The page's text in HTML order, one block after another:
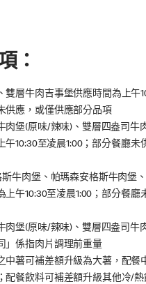
：
雙層牛肉吉事堡供應時間為上午
供應，或僅供應部分品項
肉堡(原味/辣味)、雙層四盎司牛
午10:30至凌晨1:00；部分餐廳未
斯牛肉堡、帕瑪森安格斯牛肉堡
上午10:30至凌晨1:00；部分餐廳
肉堡(原味/辣味)、雙層四盎司牛
」係指肉片調理前重量
中薯可補差額升級為大薯，配餐
配餐飲料可補差額升級其他冷/